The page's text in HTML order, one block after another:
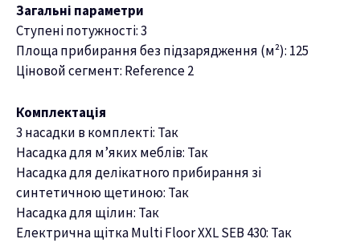
Загальні параметри
Ступені потужності: 3
Площа прибирання без підзарядження (м²): 125
Ціновой сегмент: Reference 2
Комплектація
3 насадки в комплекті: Так
Насадка для м’яких меблів: Так
Насадка для делікатного прибирання зі
синтетичною щетиною: Так
Насадка для щілин: Так
Електрична щітка Multi Floor XXL SEB 430: Так